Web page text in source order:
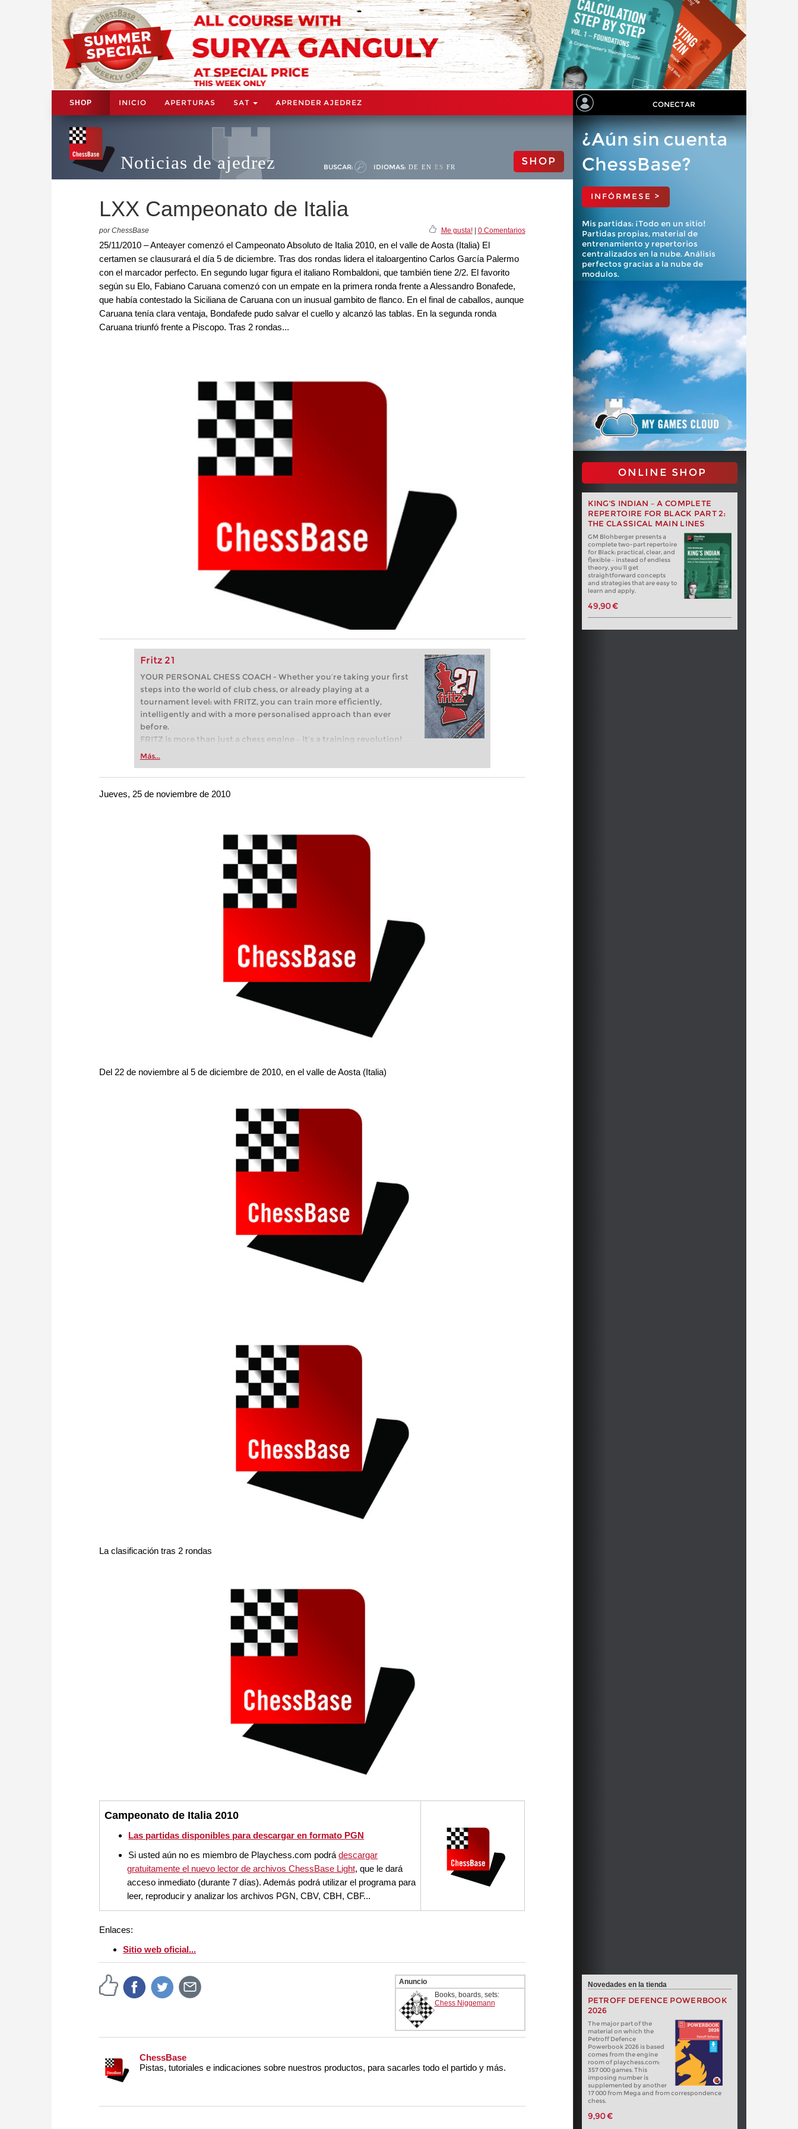
SHOP INICIO APERTURAS SAT APRENDER AJEDREZ CONECTAR
Noticias de ajedrez BUSCAR: IDIOMAS: DE EN ES FR SHOP
LXX Campeonato de Italia
por ChessBase Me gusta!| 0 Comentarios
25/11/2010 – Anteayer comenzó el Campeonato Absoluto de Italia 2010, en el valle de Aosta (Italia) El
certamen se clausurará el día 5 de diciembre. Tras dos rondas lidera el italoargentino Carlos García Palermo
con el marcador perfecto. En segundo lugar figura el italiano Rombaldoni, que también tiene 2/2. El favorito
según su Elo, Fabiano Caruana comenzó con un empate en la primera ronda frente a Alessandro Bonafede,
que había contestado la Siciliana de Caruana con un inusual gambito de flanco. En el final de caballos, aunque
Caruana tenía clara ventaja, Bondafede pudo salvar el cuello y alcanzó las tablas. En la segunda ronda
Caruana triunfó frente a Piscopo. Tras 2 rondas...
Fritz 21
YOUR PERSONAL CHESS COACH - Whether you’re taking your first
steps into the world of club chess, or already playing at a
tournament level: with FRITZ, you can train more efficiently,
intelligently and with a more personalised approach than ever
before.
FRITZ is more than just a chess engine – it’s a training revolution!
Whether you’re taking your first steps into the world of club chess,
more efficiently, intelligently and with a more personalised
approach than ever before.
Más...
¿Aún sin cuenta
ChessBase?
INFÓRMESE >
Mis partidas: ¡Todo en un sitio!
Partidas propias, material de
entrenamiento y repertorios
centralizados en la nube. Análisis
perfectos gracias a la nube de
modulos.
ONLINE SHOP
KING'S INDIAN – A COMPLETE
REPERTOIRE FOR BLACK PART 2:
THE CLASSICAL MAIN LINES
GM Blohberger presents a
complete two-part repertoire
for Black: practical, clear, and
flexible – instead of endless
theory, you’ll get
straightforward concepts
and strategies that are easy to
learn and apply.
49,90 €
Jueves, 25 de noviembre de 2010
Del 22 de noviembre al 5 de diciembre de 2010, en el valle de Aosta (Italia)
La clasificación tras 2 rondas
Campeonato de Italia 2010
Las partidas disponibles para descargar en formato PGN
Si usted aún no es miembro de Playchess.com podrádescargar
gratuitamente el nuevo lector de archivos ChessBase Light, que le dará
acceso inmediato (durante 7 días). Además podrá utilizar el programa para
leer, reproducir y analizar los archivos PGN, CBV, CBH, CBF...
Enlaces:
Sitio web oficial...
Anuncio
Books, boards, sets:
Chess Niggemann
ChessBase
Pistas, tutoriales e indicaciones sobre nuestros productos, para sacarles todo el partido y más.
Novedades en la tienda
PETROFF DEFENCE POWERBOOK
2026
The major part of the
material on which the
Petroff Defence
Powerbook 2026 is based
comes from the engine
room of playchess.com:
357 000 games. This
imposing number is
supplemented by another
17 000 from Mega and from correspondence
chess.
9,90 €